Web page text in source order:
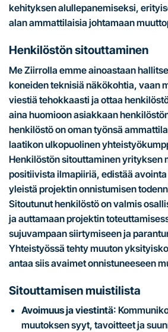
kehityksen alullepanemiseksi,
alan ammattilaisia johtamaan
Henkilöstön sitouttaminen
Me Ziirrolla emme ainoastaan
koneiden teknisiä näkökohtia, vaan
viestiä tehokkaasti ja ottaa
aina huomioon asiakkaan
henkilöstö on oman työnsä
laatikon ulkopuolinen
Henkilöstön sitouttaminen yrityksen
positiivista ilmapiiriä, edistää
yleistä projektin onnistumisen
Sitoutunut henkilöstö on valmis
ja auttamaan projektin
sujuvampaan siirtymiseen ja
Yhteistyössä tehty muuton
antaa siis avaimet onnistuneeseen
Sitouttamisen muistilista
Avoimuus ja viestintä:
muutoksen syyt, tavoitteet ja